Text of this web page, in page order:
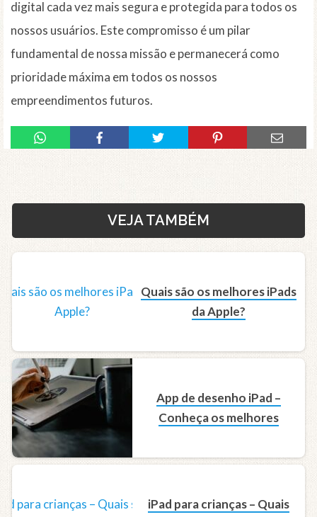
digital cada vez mais segura e protegida para todos os
nossos usuários. Este compromisso é um pilar
fundamental de nossa missão e permanecerá como
prioridade máxima em todos os nossos
empreendimentos futuros.
VEJA TAMBÉM
Quais são os melhores iPads
da Apple?
App de desenho iPad –
Conheça os melhores
iPad para crianças – Quais